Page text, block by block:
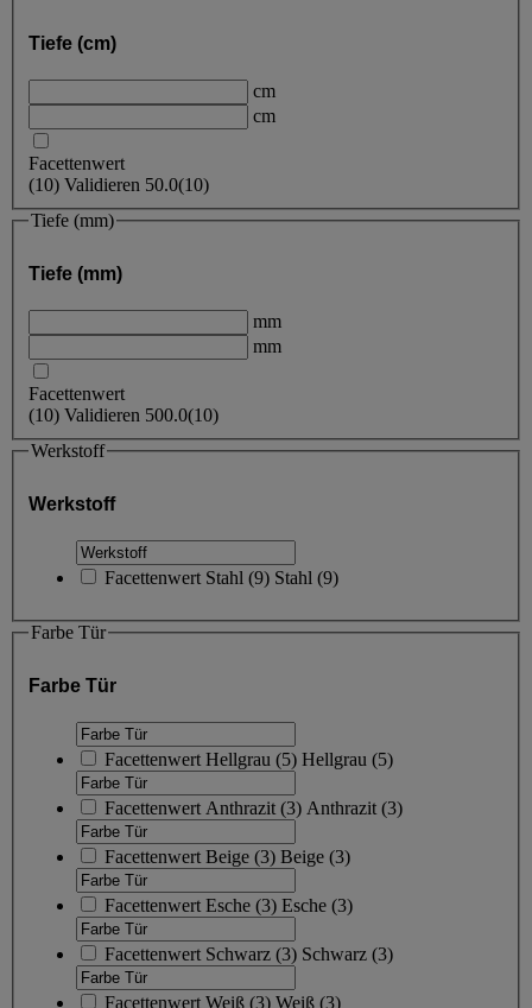
Tiefe (cm)
cm
cm
Facettenwert
(10) Validieren 50.0(10)
Tiefe (mm)
Tiefe (mm)
mm
mm
Facettenwert
(10) Validieren 500.0(10)
Werkstoff
Werkstoff
Facettenwert Stahl (9) Stahl (9)
Farbe Tür
Farbe Tür
Facettenwert Hellgrau (5) Hellgrau (5)
Facettenwert Anthrazit (3) Anthrazit (3)
Facettenwert Beige (3) Beige (3)
Facettenwert Esche (3) Esche (3)
Facettenwert Schwarz (3) Schwarz (3)
Facettenwert Weiß (3) Weiß (3)